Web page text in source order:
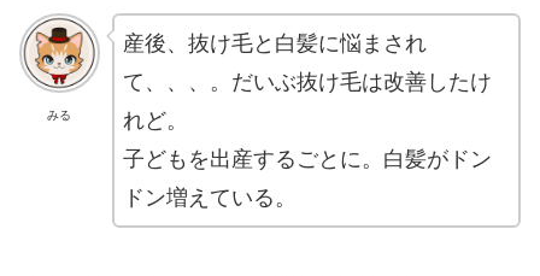
みる
産後、抜け毛と白髪に悩まされ
て、、、。だいぶ抜け毛は改善したけ
れど。
子どもを出産するごとに。白髪がドン
ドン増えている。